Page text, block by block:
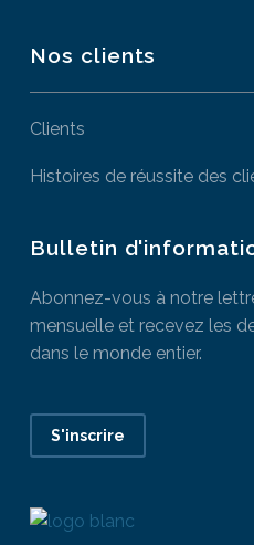
Nos clients
Clients
Histoires de réussite des
Bulletin
Abonnez-vous à notre
mensuelle et recevez les
dans le monde entier.
S'inscrire